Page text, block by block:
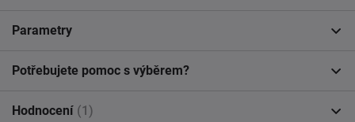
Parametry
Potřebujete pomoc s výběrem?
Hodnocení (1)